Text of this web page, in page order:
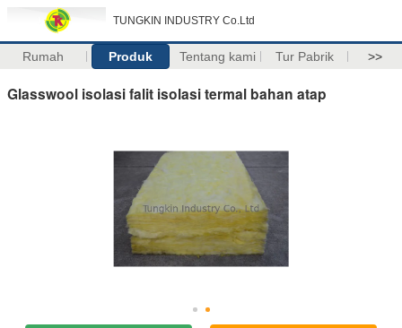
TUNGKIN INDUSTRY Co.Ltd
Rumah Produk Tentang kami Tur Pabrik >>
Glasswool isolasi falit isolasi termal bahan atap